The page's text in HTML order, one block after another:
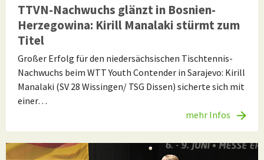
TTVN-Nachwuchs glänzt in Bosnien-
Herzegowina: Kirill Manalaki stürmt zum
Titel
Großer Erfolg für den niedersächsischen Tischtennis-
Nachwuchs beim WTT Youth Contender in Sarajevo: Kirill
Manalaki (SV 28 Wissingen/ TSG Dissen) sicherte sich mit
einer…
mehr Infos